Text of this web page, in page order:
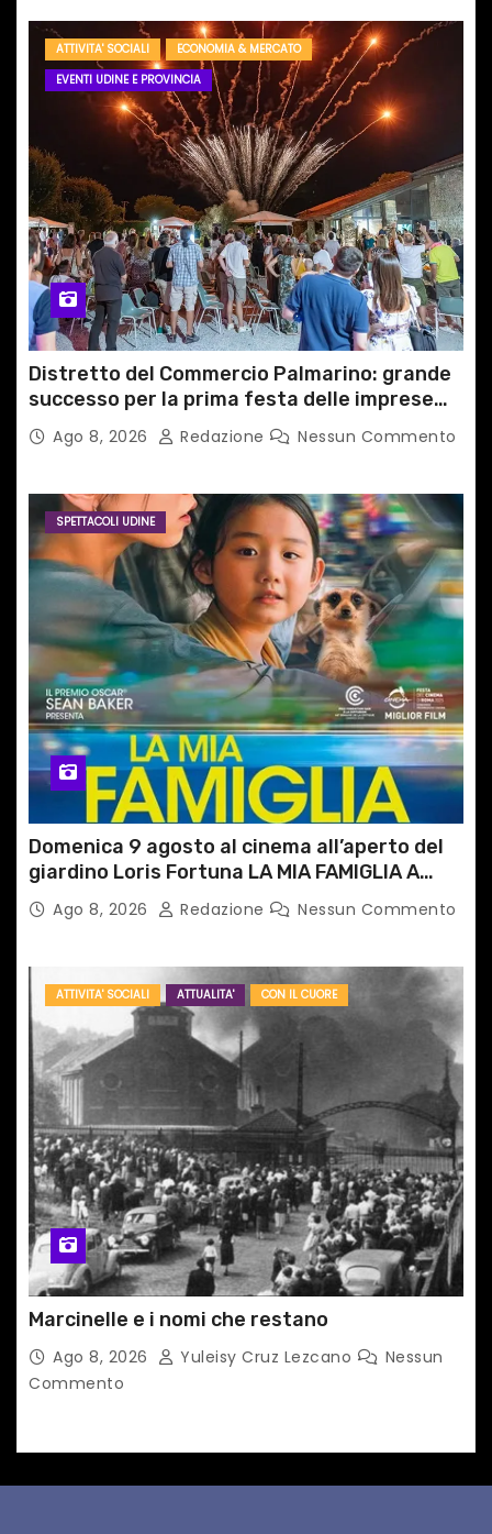
ATTIVITA' SOCIALI
ECONOMIA & MERCATO
EVENTI UDINE E PROVINCIA
Distretto del Commercio Palmarino: grande
successo per la prima festa delle imprese
del territorio
Ago 8, 2026 Redazione Nessun Commento
SPETTACOLI UDINE
Domenica 9 agosto al cinema all’aperto del
giardino Loris Fortuna LA MIA FAMIGLIA A
TAIPEIAgo 8, 2026 Redazione Nessun Commento
ATTIVITA' SOCIALI ATTUALITA' CON IL CUORE
Marcinelle e i nomi che restano
Ago 8, 2026 Yuleisy Cruz Lezcano
Nessun
Commento